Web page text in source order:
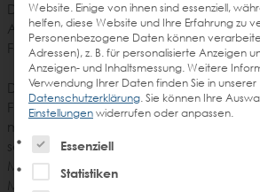
Die Wandse ist ein norddeutscher Fluss
Artenvielfalt – Doch diese Vielfalt ist
Fall also für die STEIN TASK-FORCE 2013!
Die Mission: Gewässeraufbereitung.
Flussufer an der beliebten
musste befestigt und die
sogenannte Strömungslenker reguliert
Mit Schaufeln, Harken, Schubkarren,
Menge Muskelkraft sowie guter Laune
Website. Einige von ihnen sind essenziell,
helfen, diese Website und Ihre Erfahrung zu
Personenbezogene Daten können
Adressen), z. B. für personalisierte Anzeigen
Anzeigen- und Inhaltsmessung. Weitere
Verwendung Ihrer Daten finden Sie in unserer
Datenschutzerklärung. Sie können Ihre
Einstellungen widerrufen oder anpassen.
Es folgt eine Liste der Service-
Essenziell
Statistiken